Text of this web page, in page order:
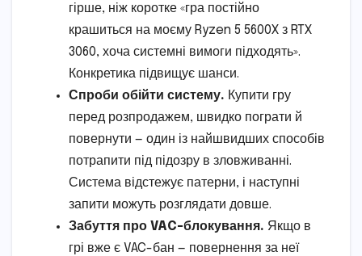
гірше, ніж коротке «гра постійно
крашиться на моєму Ryzen 5 5600X з RTX
3060, хоча системні вимоги підходять».
Конкретика підвищує шанси.
Спроби обійти систему. Купити гру
перед розпродажем, швидко пограти й
повернути — один із найшвидших способів
потрапити під підозру в зловживанні.
Система відстежує патерни, і наступні
запити можуть розглядати довше.
Забуття про VAC-блокування. Якщо в
грі вже є VAC-бан — повернення за неї